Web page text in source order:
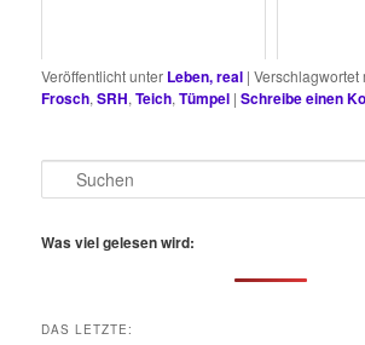
Veröffentlicht unter Leben, real |Verschlagwortet
Frosch,SRH,Teich,Tümpel |Schreibe einen
u
h
Was viel gelesen wird:
DAS LETZTE: